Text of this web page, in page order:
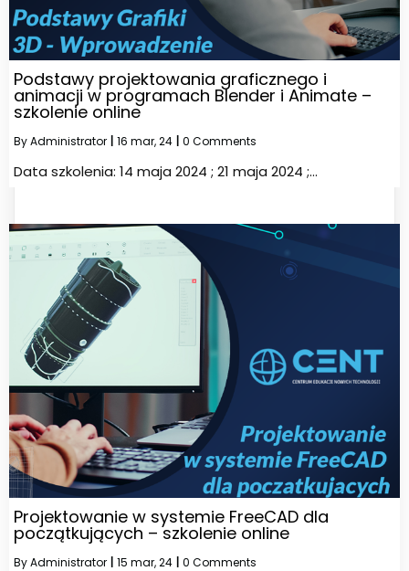
Podstawy projektowania graficznego i
animacji w programach Blender i Animate –
szkolenie online
ByAdministrator 16 mar, 24 0 Comments
Data szkolenia: 14 maja 2024 ; 21 maja 2024 ;…
Projektowanie w systemie FreeCAD dla
początkujących – szkolenie online
ByAdministrator 15 mar, 24 0 Comments